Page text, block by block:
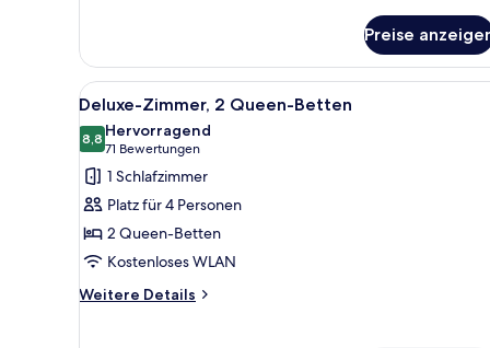
anzeigen
Zimmer,
1 King-
Bett
und
Schlafsofa,
Buchtblick
(Bay
View)
Preise
Alle
Fotos
für
Deluxe-
Zimmer,
2 Queen-
Betten
anzeigen
Ein Hotelzimmer mit zwei
4
Deluxe-Zimmer, 2 Queen-Betten
8,88,8 von 10
Hervorragend
71 Bewertungen
(71
Bewertungen)
1 Schlafzimmer
Platz für 4 Personen
2 Queen-Betten
Kostenloses WLAN
Weitere Details
Weitere